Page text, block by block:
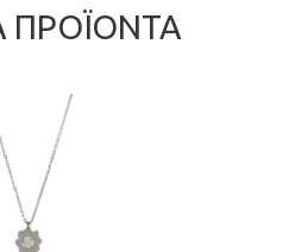
ΠΡΟΪΌΝΤΑ